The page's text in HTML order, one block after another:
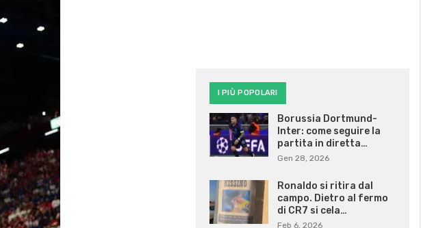
I PIÙ POPOLARI
Borussia Dortmund-
Inter: come seguire la
partita in diretta…
Gen 28, 2026
Ronaldo si ritira dal
campo. Dietro al fermo
di CR7 si cela…
Feb 6, 2026